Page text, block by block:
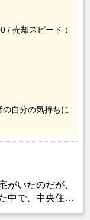
/ 売却スピード：
の自分の気持ちに
がいたのだが、
中で、中央住宅